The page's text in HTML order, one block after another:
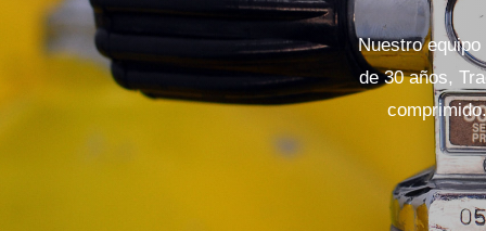
Nuestro
de 30 años,